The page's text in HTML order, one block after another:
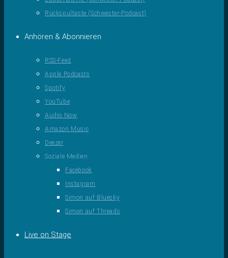
Rückspultaste (Schwester-Podcast)
Anhören & Abonnieren
RSS-Feed
Apple Podcasts
Spotify
YouTube
Audio Now
Amazon Music
Deezer
Soziale Medien
Facebook
Instagram
Simon auf Bluesky
Simon auf Threads
Live on Stage